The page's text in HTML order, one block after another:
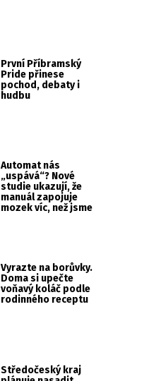
První Příbramský
Pride přinese
pochod, debaty i
hudbu
Automat nás
„uspává“? Nové
studie ukazují, že
manuál zapojuje
mozek víc, než jsme
Vyrazte na borůvky.
Doma si upečte
voňavý koláč podle
rodinného receptu
Středočeský kraj